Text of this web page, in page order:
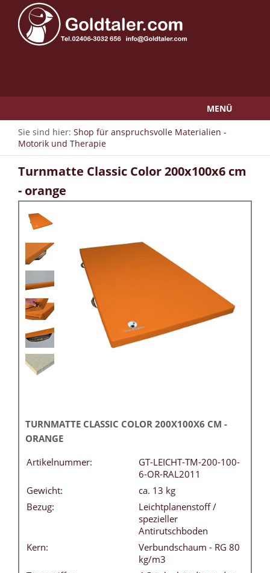
MENÜ
Sie sind hier: Shop für anspruchsvolle Materialien -
Motorik und Therapie
Turnmatte Classic Color 200x100x6 cm
- orange
TURNMATTE CLASSIC COLOR 200X100X6 CM -
ORANGE
Artikelnummer:
GT-LEICHT-TM-200-100-
6-OR-RAL2011
Gewicht:
ca. 13 kg
Bezug:
Leichtplanenstoff /
spezieller
Antirutschboden
Kern:
Verbundschaum - RG 80
kg/m3